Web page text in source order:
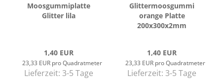
Moos­gum­mi­plat­te
Glit­ter lila
1,40 EUR
23,33 EUR pro Quadratmeter
Lieferzeit: 3-5 Tage
Glit­ter­moos­gum­mi
oran­ge Plat­te
200x300x2mm
1,40 EUR
23,33 EUR pro Quadratmeter
Lieferzeit: 3-5 Tage